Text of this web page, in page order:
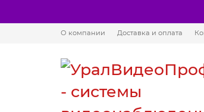
О компании Доставка и оплата